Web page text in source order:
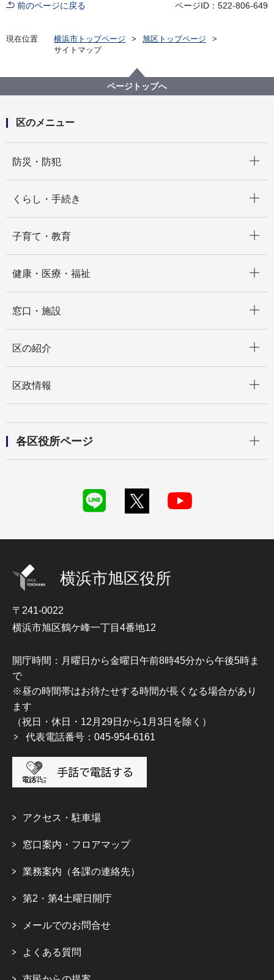
前のページに戻る ページID：522-806-649
現在位置 横浜市トップページ
旭区トップページ
サイトマップ
ページトップへ
区のメニュー
防災・防犯
くらし・手続き
子育て・教育
健康・医療・福祉
窓口・施設
区の紹介
区政情報
各区役所ページ
横浜市旭区役所
〒241-0022
横浜市旭区鶴ケ峰一丁目4番地12
開庁時間：月曜日から金曜日午前8時45分から午後5時ま
で
※昼の時間帯はお待たせする時間が長くなる場合があり
ます
（祝日・休日・12月29日から1月3日を除く）
代表電話番号：045-954-6161
アクセス・駐車場
窓口案内・フロアマップ
業務案内（各課の連絡先）
第2・第4土曜日開庁
メールでのお問合せ
よくある質問